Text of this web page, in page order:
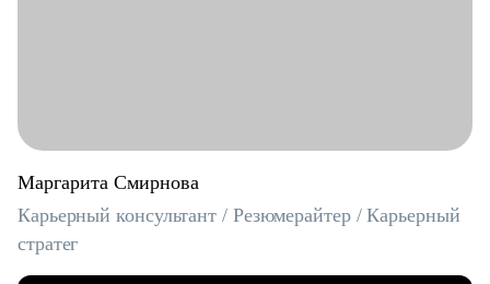
Маргарита Смирнова
Карьерный консультант / Резюмерайтер / Карьерный
стратег